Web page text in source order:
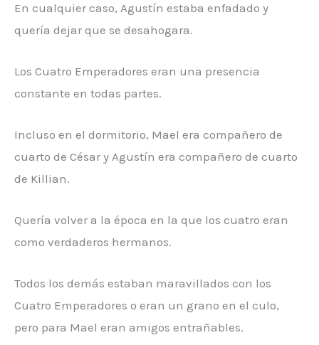
En cualquier caso, Agustín estaba enfadado y
quería dejar que se desahogara.
Los Cuatro Emperadores eran una presencia
constante en todas partes.
Incluso en el dormitorio, Mael era compañero de
cuarto de César y Agustín era compañero de cuarto
de Killian.
Quería volver a la época en la que los cuatro eran
como verdaderos hermanos.
Todos los demás estaban maravillados con los
Cuatro Emperadores o eran un grano en el culo,
pero para Mael eran amigos entrañables.